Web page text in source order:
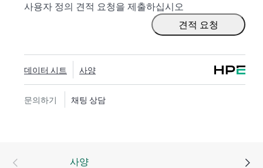
사용자 정의 견적 요청을 제출하십시오
견적 요청
데이터 시트 사양
문의하기 채팅 상담
사양